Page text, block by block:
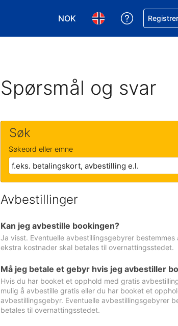
NOK
Velg valuta. Du har valgt
Velg språk. Du har
Få hjelp
Spørsmål og svar
Søk
Søkeord eller emne
Avbestillinger
Kan jeg avbestille bookingen?
Ja visst. Eventuelle avbestillingsgebyrer
ekstra kostnader skal betales til overnattingsstedet.
Må jeg betale et gebyr hvis jeg avbestiller
Hvis du har booket et opphold med gratis
mulig å avbestille gratis eller du har booket et
avbestillingsgebyr. Eventuelle avbestillingsgebyrer
betales til overnattingsstedet.